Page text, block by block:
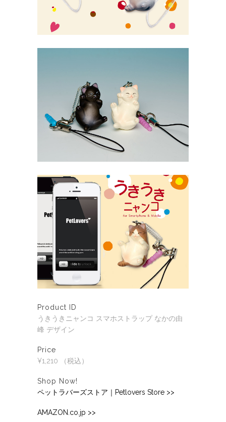
Product ID
うきうきニャンコ スマホストラップ なかの由
峰 デザイン
Price
¥1,210 （税込）
Shop Now!
ペットラバーズストア｜Petlovers Store >>
AMAZON.co.jp >>